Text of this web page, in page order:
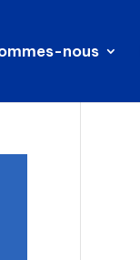
nous